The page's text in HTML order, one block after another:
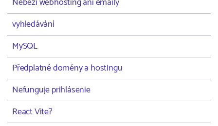
vyhledávání
MySQL
Předplatné domény a hostingu
Nefunguje prihlásenie
React Vite?